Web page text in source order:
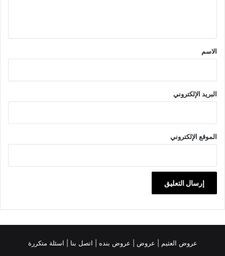
*
الاسم
البريد الإلكتروني
الموقع الإلكتروني
عروض العثيم عروض عروض بنده | اتصل بنا | اسئلة متكررة